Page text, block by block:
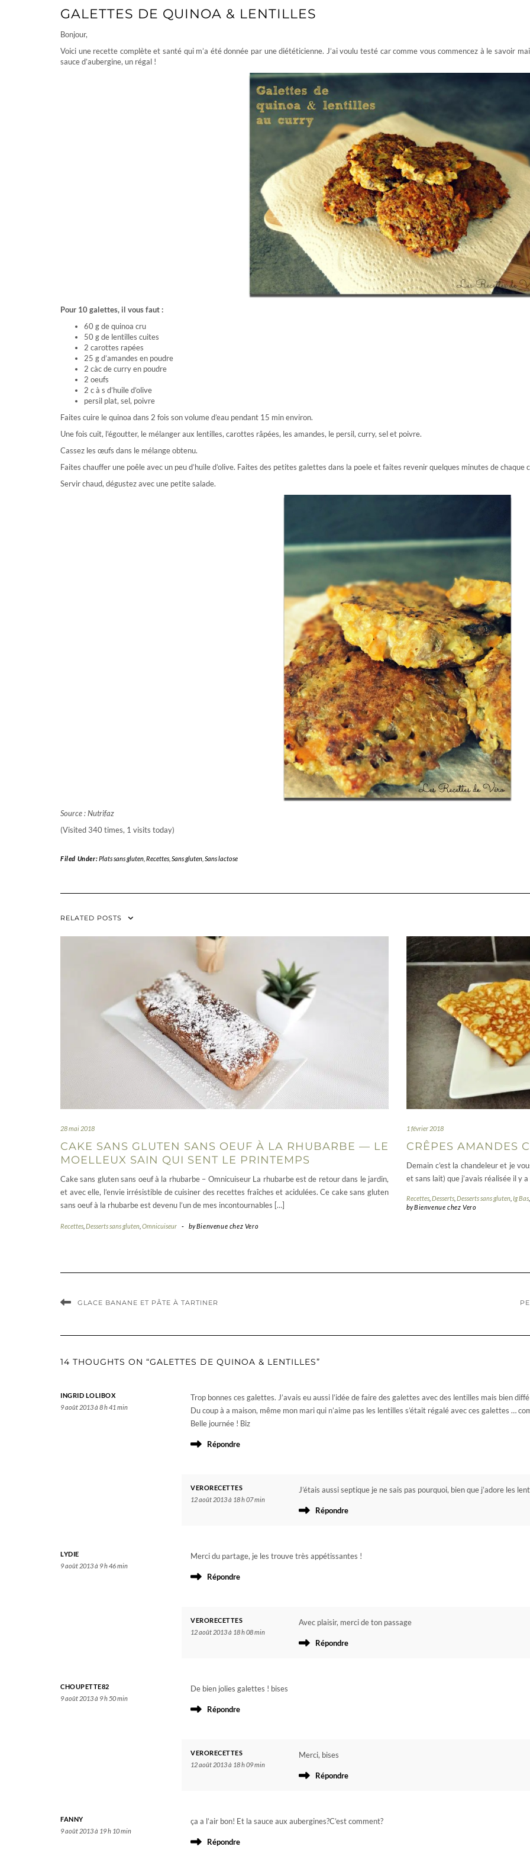
GALETTES DE QUINOA & LENTILLES
Bonjour,
Voici une recette complète et santé qui m’a été donnée par une diététicienne. J’ai voulu testé car comme vous commencez à le savoir
sauce d’aubergine, un régal !
Pour 10 galettes, il vous faut :
60 g de quinoa cru
50 g de lentilles cuites
2 carottes rapées
25 g d’amandes en poudre
2 càc de curry en poudre
2 oeufs
2 c à s d’huile d’olive
persil plat, sel, poivre
Faites cuire le quinoa dans 2 fois son volume d’eau pendant 15 min environ.
Une fois cuit, l’égoutter, le mélanger aux lentilles, carottes râpées, les amandes, le persil, curry, sel et poivre.
Cassez les œufs dans le mélange obtenu.
Faites chauffer une poêle avec un peu d’huile d’olive. Faites des petites galettes dans la poele et faites revenir quelques minutes de chaque
Servir chaud, dégustez avec une petite salade.
Source : Nutrifaz
(Visited 340 times, 1 visits today)
Filed Under:Plats sans gluten, Recettes, Sans gluten, Sans lactose
RELATED POSTS
28 mai 2018
CAKE SANS GLUTEN SANS OEUF À LA RHUBARBE — LE
MOELLEUX SAIN QUI SENT LE PRINTEMPS
Cake sans gluten sans oeuf à la rhubarbe – Omnicuiseur La rhubarbe est de retour dans le jardin,
et avec elle, l’envie irrésistible de cuisiner des recettes fraîches et acidulées. Ce cake sans gluten
sans oeuf à la rhubarbe est devenu l’un de mes incontournables […]
Recettes Desserts sans gluten Omnicuiseur - byBienvenue chez Vero
1 février 2018
CRÊPES AMANDES
Demain c’est la chandeleur et je
et sans lait) que j’avais réalisée il y
Recettes Desserts Desserts sans gluten Ig Bas
byBienvenue chez Vero
GLACE BANANE ET PÂTE À TARTINER
14 THOUGHTS ON “GALETTES DE QUINOA & LENTILLES”
INGRID LOLIBOX
9 août 2013 à 8 h 41 min
Trop bonnes ces galettes. J’avais eu aussi l’idée de faire des galettes avec des lentilles mais bien
Du coup à a maison, même mon mari qui n’aime pas les lentilles s’était régalé avec ces galettes …
Belle journée ! Biz
Répondre
VERORECETTES
12 août 2013 à 18 h 07 min
J’étais aussi septique je ne sais pas pourquoi, bien que j’adore les
Répondre
LYDIE
9 août 2013 à 9 h 46 min
Merci du partage, je les trouve très appétissantes !
Répondre
VERORECETTES
12 août 2013 à 18 h 08 min
Avec plaisir, merci de ton passage
Répondre
CHOUPETTE82
9 août 2013 à 9 h 50 min
De bien jolies galettes ! bises
Répondre
VERORECETTES
12 août 2013 à 18 h 09 min
Merci, bises
Répondre
FANNY
9 août 2013 à 19 h 10 min
ça a l’air bon! Et la sauce aux aubergines?C’est comment?
Répondre